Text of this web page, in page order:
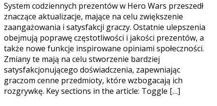
System codziennych prezentów w Hero Wars przeszedł
znaczące aktualizacje, mające na celu zwiększenie
zaangażowania i satysfakcji graczy. Ostatnie ulepszenia
obejmują poprawę częstotliwości i jakości prezentów, a
także nowe funkcje inspirowane opiniami społeczności.
Zmiany te mają na celu stworzenie bardziej
satysfakcjonującego doświadczenia, zapewniając
graczom cenne przedmioty, które wzbogacają ich
rozgrywkę. Key sections in the article: Toggle […]